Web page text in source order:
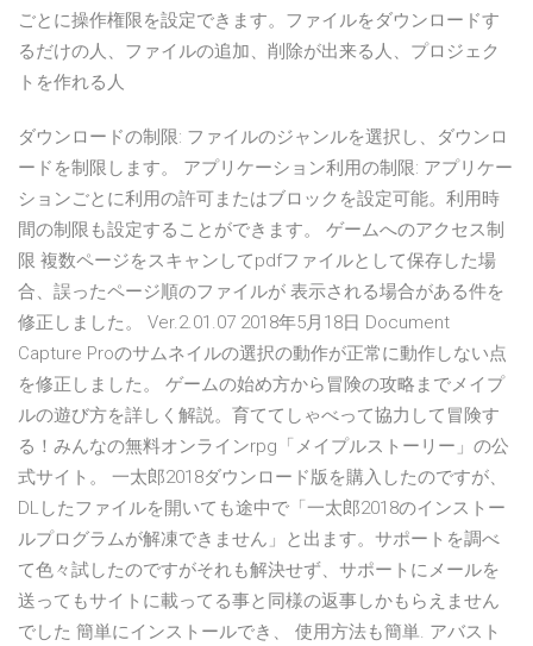
ごとに操作権限を設定できます。ファイルをダウンロードす
るだけの人、ファイルの追加、削除が出来る人、プロジェク
トを作れる人
ダウンロードの制限: ファイルのジャンルを選択し、ダウンロ
ードを制限します。 アプリケーション利用の制限: アプリケー
ションごとに利用の許可またはブロックを設定可能。利用時
間の制限も設定することができます。 ゲームへのアクセス制
限 複数ページをスキャンしてpdfファイルとして保存した場
合、誤ったページ順のファイルが 表示される場合がある件を
修正しました。 Ver.2.01.07 2018年5月18日 Document
Capture Proのサムネイルの選択の動作が正常に動作しない点
を修正しました。 ゲームの始め方から冒険の攻略までメイプ
ルの遊び方を詳しく解説。育ててしゃべって協力して冒険す
る！みんなの無料オンラインrpg「メイプルストーリー」の公
式サイト。 一太郎2018ダウンロード版を購入したのですが、
DLしたファイルを開いても途中で「一太郎2018のインストー
ルプログラムが解凍できません」と出ます。サポートを調べ
て色々試したのですがそれも解決せず、サポートにメールを
送ってもサイトに載ってる事と同様の返事しかもらえません
でした 簡単にインストールでき、 使用方法も簡単. アバスト